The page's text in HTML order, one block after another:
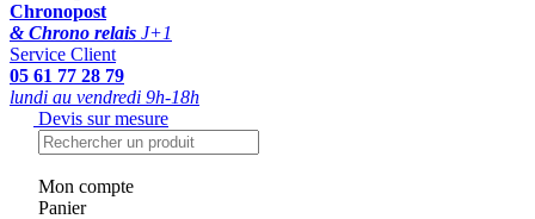
Chronopost
& Chrono relais J+1
Service Client
05 61 77 28 79
lundi au vendredi 9h-18h
Devis sur mesure
Mon compte
Panier